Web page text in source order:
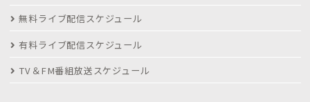
無料ライブ配信スケジュール
有料ライブ配信スケジュール
TV＆FM番組放送スケジュール